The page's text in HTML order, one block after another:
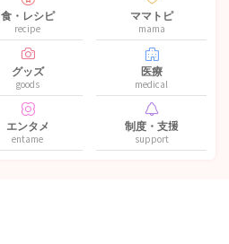
食・レシピ
recipe
ママトピ
mama
グッズ
goods
医療
medical
エンタメ
entame
制度・支援
support